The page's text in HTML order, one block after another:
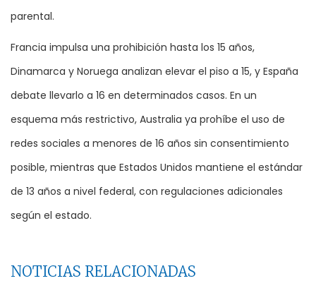
parental.
Francia impulsa una prohibición hasta los 15 años,
Dinamarca y Noruega analizan elevar el piso a 15, y España
debate llevarlo a 16 en determinados casos. En un
esquema más restrictivo, Australia ya prohíbe el uso de
redes sociales a menores de 16 años sin consentimiento
posible, mientras que Estados Unidos mantiene el estándar
de 13 años a nivel federal, con regulaciones adicionales
según el estado.
NOTICIAS RELACIONADAS